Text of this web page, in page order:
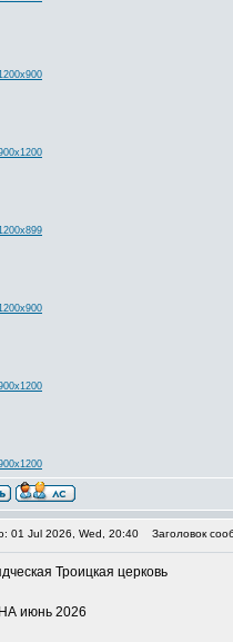
01 Jul 2026, Wed, 20:40 Заголовок
Троицкая церковь
июнь 2026